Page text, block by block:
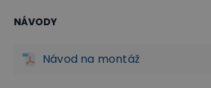
NÁVODY
Návod na montáž